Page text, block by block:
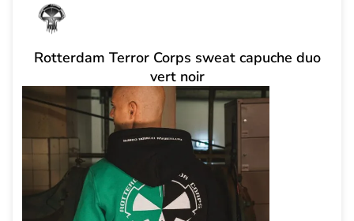
Rotterdam Terror Corps sweat capuche duo
vert noir